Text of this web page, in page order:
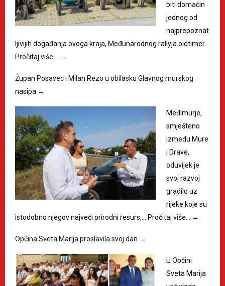
biti domaćin
jednog od
najprepoznat
ljivijih događanja ovoga kraja, Međunarodnog rallyja oldtimer…
Pročitaj više… →
Župan Posavec i Milan Rezo u obilasku Glavnog murskog
nasipa →
Međimurje,
smješteno
između Mure
i Drave,
oduvijek je
svoj razvoj
gradilo uz
rijeke koje su
istodobno njegov najveći prirodni resurs,… Pročitaj više… →
Općina Sveta Marija proslavila svoj dan →
U Općini
Sveta Marija